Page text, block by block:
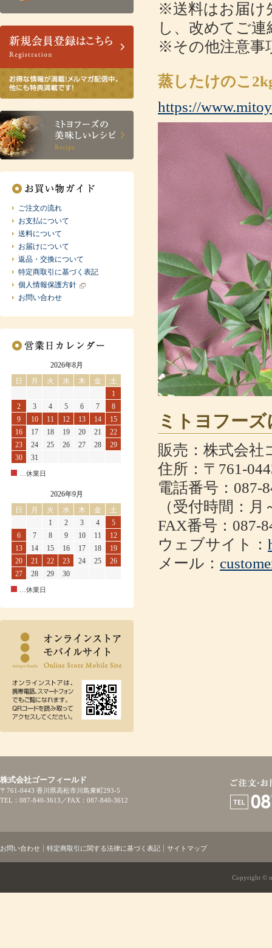
ご注文の流れ
お支払について
送料について
お届けについて
返品・交換について
特定商取引に基づく表記
個人情報保護方針
お問い合わせ
2026年8月
日
月 火 水 木 金
土
1
2
3 4 5 6 7
8
9
10 11 12 13 14
15
16
17 18 19 20 21
22
23
24 25 26 27 28
29
30
31
…休業日
2026年9月
日
月 火 水 木 金
土
1
2 3 4
5
6
7 8 9 10 11
12
13
14 15 16 17 18
19
20
21 22 23 24 25
26
27
28 29 30
…休業日
※送料はお届け
し、改めてご
※その他注意事
蒸したけのこ
https://
ミトヨフー
販売：株式会社
住所：〒761-
電話番号：087-
（受付時間：
FAX番号：087-
ウェブサイト：
メール：
株式会社ゴーフィールド
〒761-0443 香川県高松市川島東町293-5
TEL：087-840-3613／FAX：087-840-3612
お問い合わせ 特定商取引に関する法律に基づく表記 サイトマップ
Copyright ©